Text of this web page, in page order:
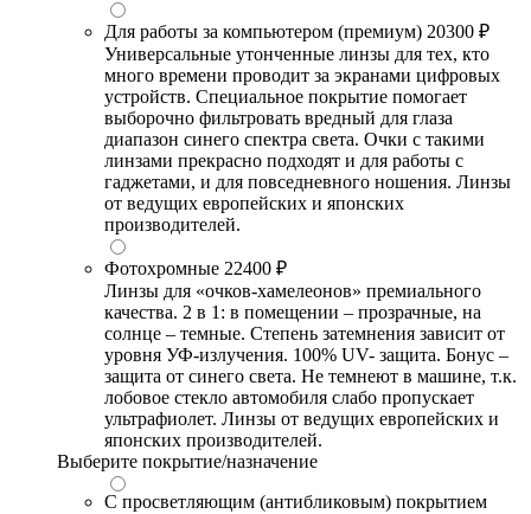
Для работы за компьютером (премиум) 20300 ₽
Универсальные утонченные линзы для тех, кто
много времени проводит за экранами цифровых
устройств. Специальное покрытие помогает
выборочно фильтровать вредный для глаза
диапазон синего спектра света. Очки с такими
линзами прекрасно подходят и для работы с
гаджетами, и для повседневного ношения. Линзы
от ведущих европейских и японских
производителей.
Фотохромные 22400 ₽
Линзы для «очков-хамелеонов» премиального
качества. 2 в 1: в помещении – прозрачные, на
солнце – темные. Степень затемнения зависит от
уровня УФ-излучения. 100% UV- защита. Бонус –
защита от синего света. Не темнеют в машине, т.к.
лобовое стекло автомобиля слабо пропускает
ультрафиолет. Линзы от ведущих европейских и
японских производителей.
Выберите покрытие/назначение
С просветляющим (антибликовым) покрытием